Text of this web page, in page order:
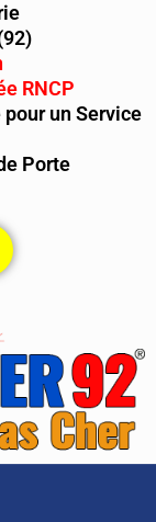
RNCP
un Service
Porte